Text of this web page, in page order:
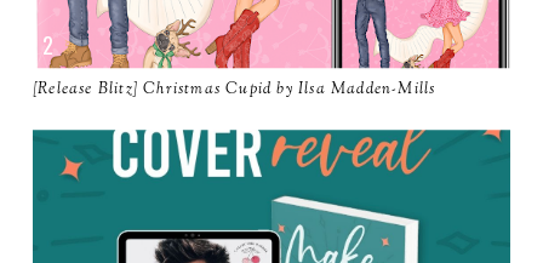
[Release Blitz] Christmas Cupid by Ilsa Madden-Mills